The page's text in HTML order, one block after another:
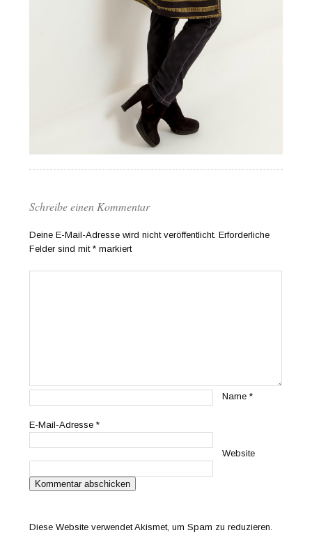
Schreibe einen Kommentar
Deine E-Mail-Adresse wird nicht veröffentlicht. Erforderliche
Felder sind mit* markiert
Name*
E-Mail-Adresse*
Website
Diese Website verwendet Akismet, um Spam zu reduzieren.